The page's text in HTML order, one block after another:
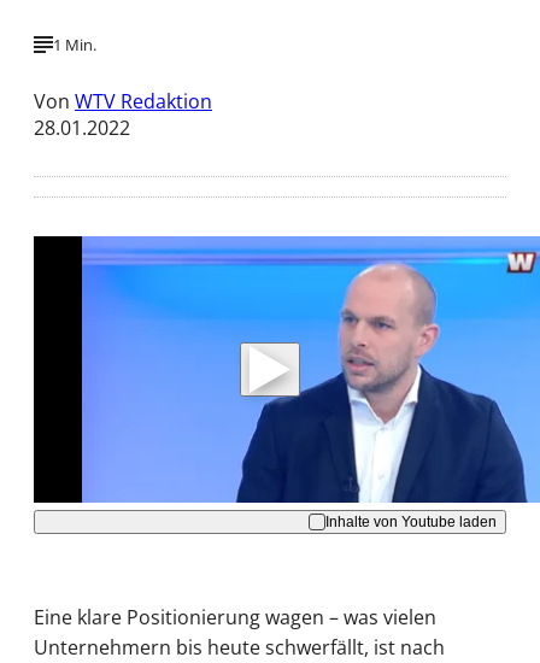
1 Min.
Von WTV Redaktion
28.01.2022
Mit der Wiedergabe dieses Videos werden
Daten an Youtube übertragen.
Hinweise dazu erhalten Sie in derDatenschutzerklärung.
Akzeptieren
Inhalte von Youtube laden
Eine klare Positionierung wagen – was vielen
Unternehmern bis heute schwerfällt, ist nach